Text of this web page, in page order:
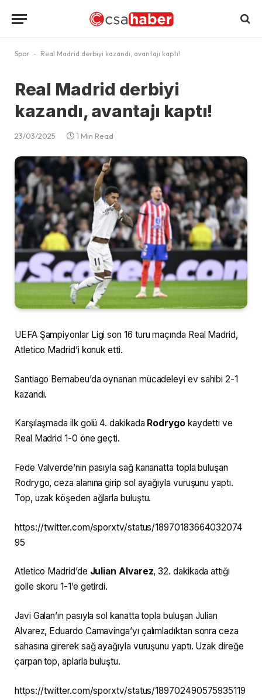
Spor - Real Madrid derbiyi kazandı, avantajı kaptı!
Real Madrid derbiyi
kazandı, avantajı kaptı!
23/03/2025 1 Min Read
UEFA Şampiyonlar Ligi son 16 turu maçında Real Madrid,
Atletico Madrid’i konuk etti.
Santiago Bernabeu’da oynanan mücadeleyi ev sahibi 2-1
kazandı.
Karşılaşmada ilk golü 4. dakikada Rodrygokaydetti ve
Real Madrid 1-0 öne geçti.
Fede Valverde’nin pasıyla sağ kananatta topla buluşan
Rodrygo, ceza alanına girip sol ayağıyla vuruşunu yaptı.
Top, uzak köşeden ağlarla buluştu.
https://twitter.com/sporxtv/status/18970183664032074
95
Atletico Madrid’de Julian Alvarez, 32. dakikada attığı
golle skoru 1-1’e getirdi.
Javi Galan’ın pasıyla sol kanatta topla buluşan Julian
Alvarez, Eduardo Camavinga’yı çalımladıktan sonra ceza
sahasına girerek sağ ayağıyla vuruşunu yaptı. Uzak direğe
çarpan top, aplarla buluştu.
https://twitter.com/sporxtv/status/189702490575935119